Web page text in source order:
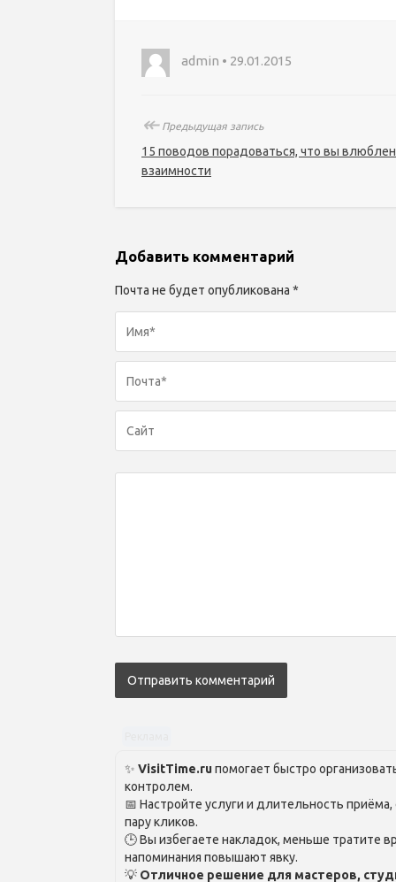
admin • 29.01.2015
↞Предыдущая запись
15 поводов порадоваться, что вы
взаимности
Добавить комментарий
Почта не будет опубликована *
✨ VisitTime.ruпомогает быстро
контролем.
📅 Настройте услуги и длительность
пару кликов.
🕒 Вы избегаете накладок, меньше тратите
напоминания повышают явку.
💡 Отличное решение для мастеров,